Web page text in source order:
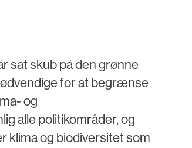
sat skub på den grønne
for at begrænse
og
alle politikområder, og
klima og biodiversitet som